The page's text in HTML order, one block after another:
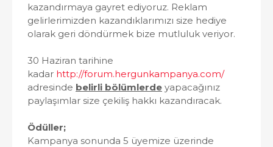
kazandırmaya gayret ediyoruz. Reklam
gelirlerimizden kazandıklarımızı size hediye
olarak geri döndürmek bize mutluluk veriyor.
30 Haziran tarihine
kadar http://forum.hergunkampanya.com/
adresinde belirli bölümlerde yapacağınız
paylaşımlar size çekiliş hakkı kazandıracak.
Ödüller;
Kampanya sonunda 5 üyemize üzerinde